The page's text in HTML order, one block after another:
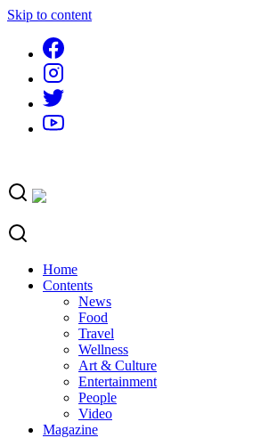
Skip to content
Home
Contents
News
Food
Travel
Wellness
Art & Culture
Entertainment
People
Video
Magazine